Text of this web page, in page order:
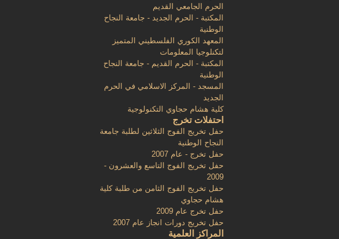
الحرم الجامعي القديم
المكتبة - الحرم الجديد - جامعة النجاح
الوطنية
المعهد الكوري الفلسطيني المتميز
لتكنلوجيا المعلومات
المكتبة - الحرم القديم - جامعة النجاح
الوطنية
المسجد - المركز الاسلامي في الحرم
الجديد
كلية هشام حجاوي التكنولوجية
احتفلات تخرج
حفل تخريج الفوج الثلاثين لطلبة جامعة
النجاح الوطنية
حفل تخرج - عام 2007
حفل تخريج الفوج التاسع والعشرون -
2009
حفل تخريج الفوج الثامن من طلبة كلية
هشام حجاوي
حفل تخرج عام 2009
حفل تخريج دورات انجاز عام 2007
المراكز العلمية